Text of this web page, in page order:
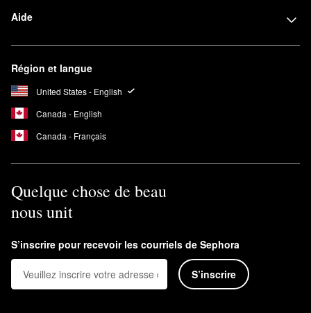
Aide
Région et langue
United States - English
Canada - English
Canada - Français
Quelque chose de beau
nous unit
S’inscrire pour recevoir les courriels de Sephora
S’inscrire